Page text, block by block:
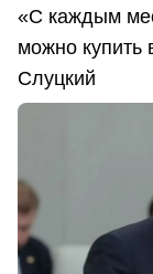
«С каждым
можно купить
Слуцкий